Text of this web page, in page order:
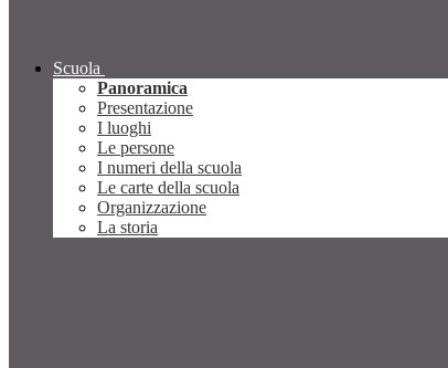
Scuola
Panoramica
Presentazione
I luoghi
Le persone
I numeri della scuola
Le carte della scuola
Organizzazione
La storia